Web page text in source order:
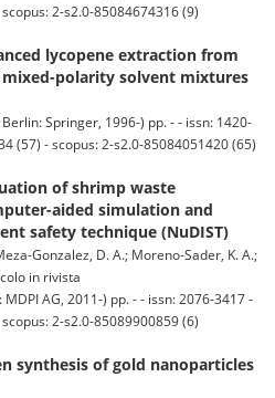
2-s2.0-85084674316 (9)
lycopene extraction from
polarity solvent mixtures
Berlin: Springer, 1996-) pp. - - issn: 1420-
(57) - scopus: 2-s2.0-85084051420 (65)
of shrimp waste
aided simulation and
safety technique (NuDIST)
Gonzalez, D. A.; Moreno-Sader, K. A.;
in rivista
MDPI AG, 2011-) pp. - - issn: 2076-3417 -
2-s2.0-85089900859 (6)
synthesis of gold nanoparticles